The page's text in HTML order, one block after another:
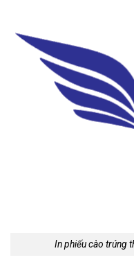
In phiếu cào trúng